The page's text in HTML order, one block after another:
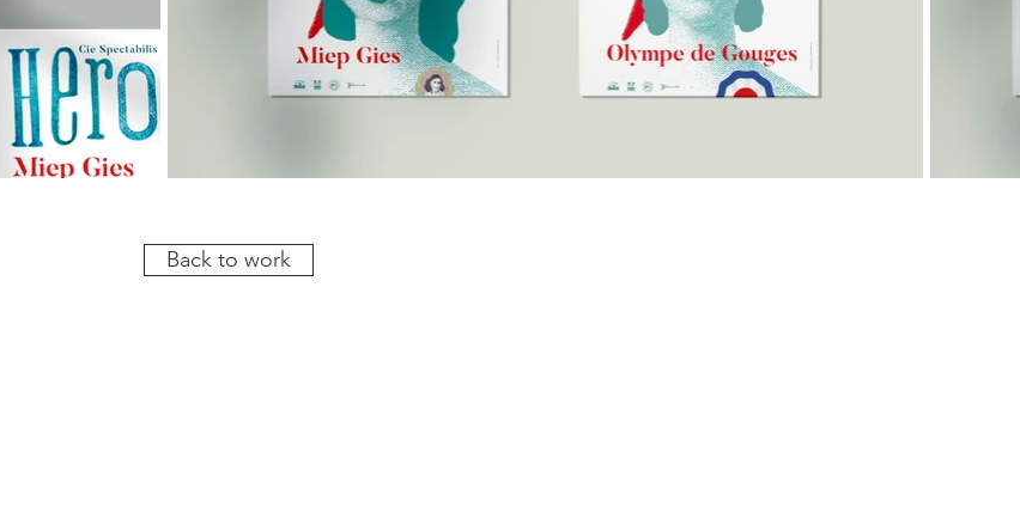
Back to work